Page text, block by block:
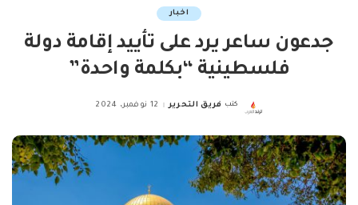
اخبار
جدعون ساعر يرد على تأييد إقامة دولة
فلسطينية “بكلمة واحدة”
Posted
كتب فريق التحرير 12 نوفمبر، 2024